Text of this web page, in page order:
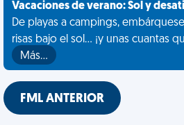
Vacaciones de verano: Sol y
De playas a campings,
risas bajo el sol... ¡y unas cuantas
Más…
FML ANTERIOR